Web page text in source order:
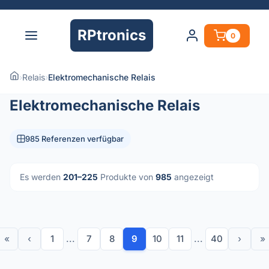
RPtronics 0
›Relais›Elektromechanische Relais
Elektromechanische Relais
985 Referenzen verfügbar
Es werden 201–225 Produkte von 985 angezeigt
« ‹ 1 ... 7 8 9 10 11 ... 40 › »